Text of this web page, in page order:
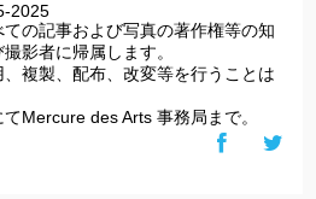
2025
の記事および写真の著作権等の知
影者に帰属します。
複製、配布、改変等を行うことは
Mercure des Arts 事務局まで。